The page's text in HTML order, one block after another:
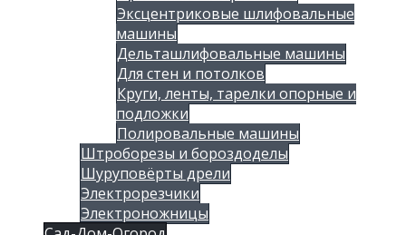
Эксцентриковые шлифовальные
машины
Дельташлифовальные машины
Для стен и потолков
Круги, ленты, тарелки опорные и
подложки
Полировальные машины
Штроборезы и бороздоделы
Шуруповёрты дрели
Электрорезчики
Электроножницы